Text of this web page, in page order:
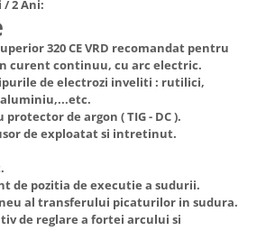
si
banc si
lemn
de
hote
)
/ 2 Ani:
320 CE VRD recomandat pentru
curent continuu, cu arc electric.
de electrozi inveliti : rutilici,
protector de argon ( TIG - DC ).
de exploatat si intretinut.
de pozitia de executie a sudurii.
al transferului picaturilor in sudura.
de reglare a fortei arcului si